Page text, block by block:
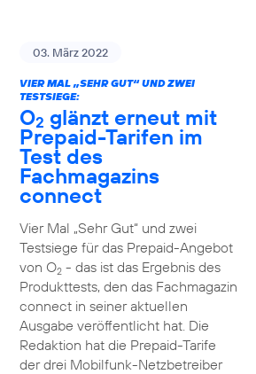
03. März 2022
VIER MAL „SEHR GUT“ UND ZWEI
TESTSIEGE:
O2 glänzt erneut mit
Prepaid-Tarifen im
Test des
Fachmagazins
connect
Vier Mal „Sehr Gut“ und zwei
Testsiege für das Prepaid-Angebot
von O2- das ist das Ergebnis des
Produkttests, den das Fachmagazin
connect in seiner aktuellen
Ausgabe veröffentlicht hat. Die
Redaktion hat die Prepaid-Tarife
der drei Mobilfunk-Netzbetreiber